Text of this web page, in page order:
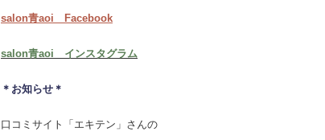
salon青aoi Facebook
salon青aoi インスタグラム
＊お知らせ＊
口コミサイト「エキテン」さんの